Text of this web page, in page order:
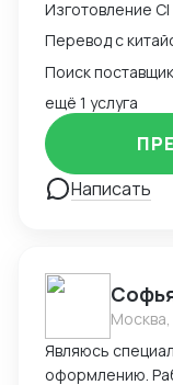
Перевод с
ещё 1 услуга
Написать
Являюсь
оформлению.